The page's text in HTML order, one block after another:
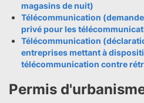
magasins de nuit)
Télécommunication
privé pour les
Télécommunication
entreprises mettant à
télécommunication contre
Permis